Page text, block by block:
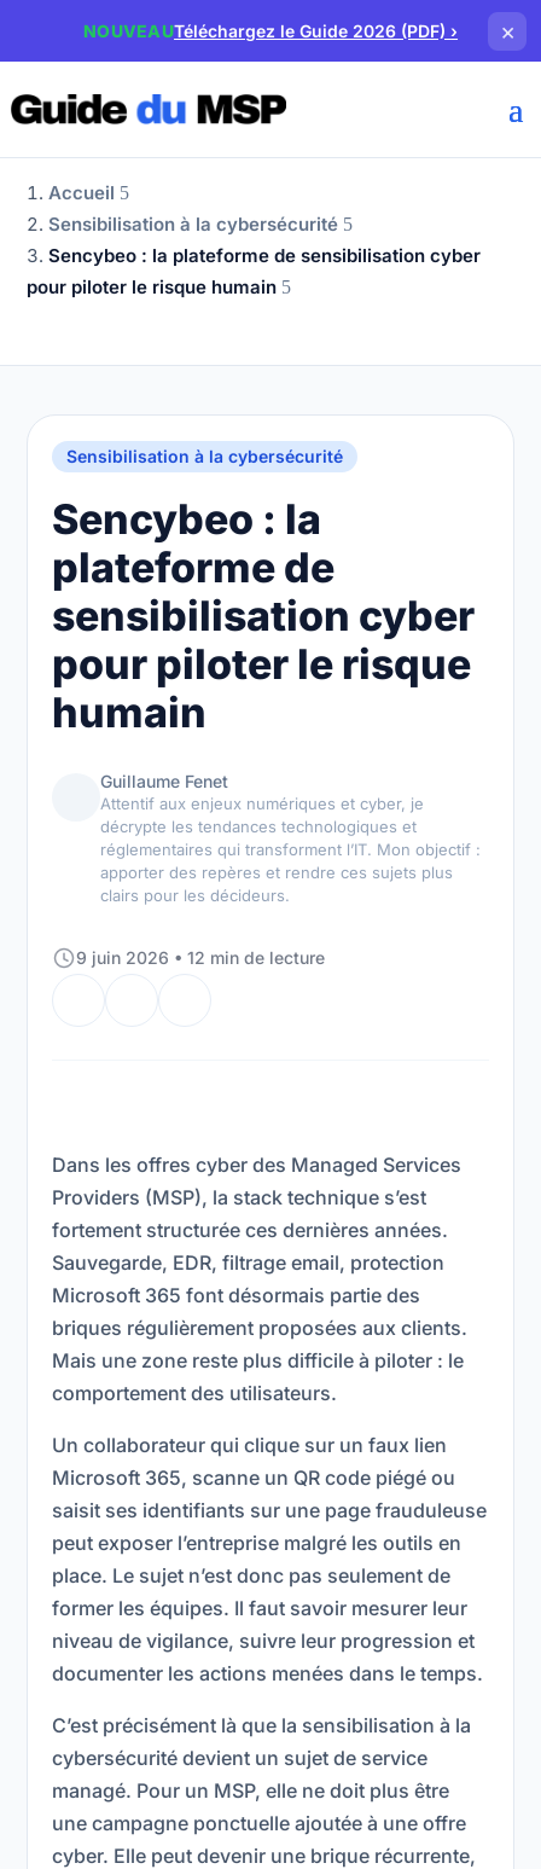
NOUVEAUTéléchargez le Guide 2026 (PDF)› ×
Accueil
Sensibilisation à la cybersécurité
Sencybeo : la plateforme de sensibilisation cyber
pour piloter le risque humain
Sensibilisation à la cybersécurité
Sencybeo : la
plateforme de
sensibilisation cyber
pour piloter le risque
humain
Guillaume Fenet
Attentif aux enjeux numériques et cyber, je
décrypte les tendances technologiques et
réglementaires qui transforment l’IT. Mon objectif :
apporter des repères et rendre ces sujets plus
clairs pour les décideurs.
9 juin 2026 • 12 min de lecture
Dans les offres cyber des Managed Services
Providers (MSP), la stack technique s’est
fortement structurée ces dernières années.
Sauvegarde, EDR, filtrage email, protection
Microsoft 365 font désormais partie des
briques régulièrement proposées aux clients.
Mais une zone reste plus difficile à piloter : le
comportement des utilisateurs.
Un collaborateur qui clique sur un faux lien
Microsoft 365, scanne un QR code piégé ou
saisit ses identifiants sur une page frauduleuse
peut exposer l’entreprise malgré les outils en
place. Le sujet n’est donc pas seulement de
former les équipes. Il faut savoir mesurer leur
niveau de vigilance, suivre leur progression et
documenter les actions menées dans le temps.
C’est précisément là que la sensibilisation à la
cybersécurité devient un sujet de service
managé. Pour un MSP, elle ne doit plus être
une campagne ponctuelle ajoutée à une offre
cyber. Elle peut devenir une brique récurrente,